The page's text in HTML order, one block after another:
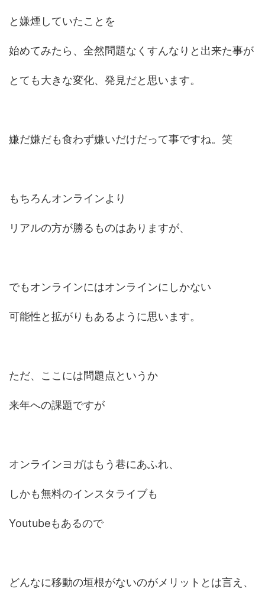
と嫌煙していたことを
始めてみたら、全然問題なくすんなりと出来た事が
とても大きな変化、発見だと思います。
嫌だ嫌だも食わず嫌いだけだって事ですね。笑
もちろんオンラインより
リアルの方が勝るものはありますが、
でもオンラインにはオンラインにしかない
可能性と拡がりもあるように思います。
ただ、ここには問題点というか
来年への課題ですが
オンラインヨガはもう巷にあふれ、
しかも無料のインスタライブも
Youtubeもあるので
どんなに移動の垣根がないのがメリットとは言え、